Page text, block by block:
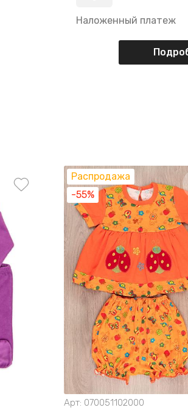
Наложенный платеж
Распродажа
-55%
Арт: 070051102000